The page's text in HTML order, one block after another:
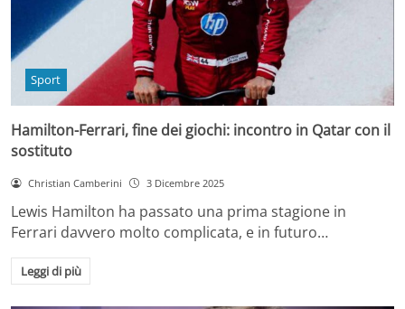
Sport
Hamilton-Ferrari, fine dei giochi: incontro in Qatar con il
sostituto
Christian Camberini 3 Dicembre 2025
Lewis Hamilton ha passato una prima stagione in
Ferrari davvero molto complicata, e in futuro…
Leggi di più